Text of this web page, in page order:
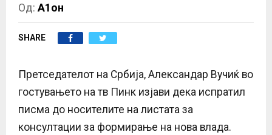
M
E
N
U
Од:А1он
SHARE
Претседателот на Србија, Александар Вучиќ во
гостувањето на тв Пинк изјави дека испратил
писма до носителите на листата за
консултации за формирање на нова влада.